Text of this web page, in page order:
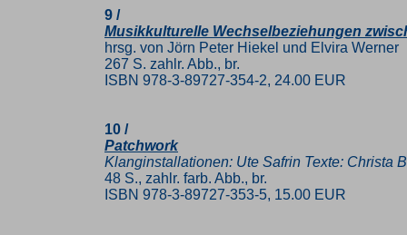
9 /
Musikkulturelle Wechselbeziehungen
hrsg. von Jörn Peter Hiekel und Elvira Werner
267 S. zahlr. Abb., br.
ISBN 978-3-89727-354-2, 24.00 EUR
10 /
Patchwork
Klanginstallationen: Ute Safrin Texte: Christa
48 S., zahlr. farb. Abb., br.
ISBN 978-3-89727-353-5, 15.00 EUR